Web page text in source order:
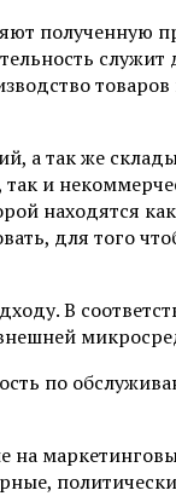
полученную
а так же
и
находятся
для того
В
по
на